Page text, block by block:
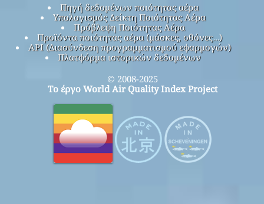
Πηγή δεδομένων ποιότητας αέρα
Υπολογισμός Δείκτη Ποιότητας Αέρα
Πρόβλεψη Ποιότητας Αέρα
Προϊόντα ποιότητας αέρα (μάσκες, οθόνες…)
API (Διασύνδεση προγραμματισμού εφαρμογών)
Πλατφόρμα ιστορικών δεδομένων
© 2008-2025
Το έργο World Air Quality Index Project